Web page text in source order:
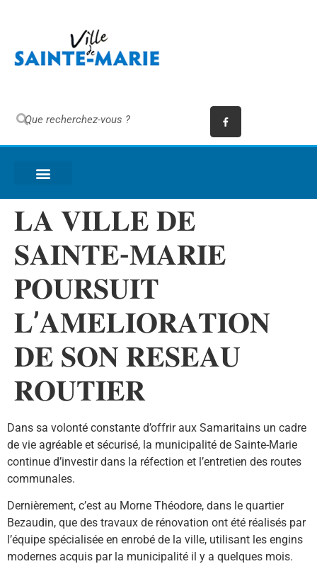
𝐋𝐀 𝐕𝐈𝐋𝐋𝐄 𝐃𝐄
𝐒𝐀𝐈𝐍𝐓𝐄-𝐌𝐀𝐑𝐈𝐄
𝐏𝐎𝐔𝐑𝐒𝐔𝐈𝐓
𝐋’𝐀𝐌𝐄𝐋𝐈𝐎𝐑𝐀𝐓𝐈𝐎𝐍
𝐃𝐄 𝐒𝐎𝐍 𝐑𝐄𝐒𝐄𝐀𝐔
𝐑𝐎𝐔𝐓𝐈𝐄𝐑
Dans sa volonté constante d’offrir aux Samaritains un cadre
de vie agréable et sécurisé, la municipalité de Sainte-Marie
continue d’investir dans la réfection et l’entretien des routes
communales.
Dernièrement, c’est au Morne Théodore, dans le quartier
Bezaudin, que des travaux de rénovation ont été réalisés par
l’équipe spécialisée en enrobé de la ville, utilisant les engins
modernes acquis par la municipalité il y a quelques mois.